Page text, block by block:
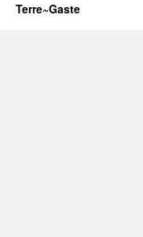
Terre~Gaste